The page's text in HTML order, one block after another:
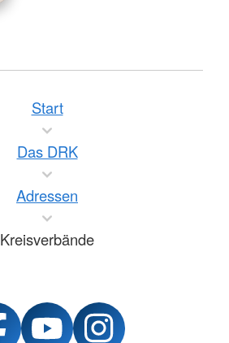
Start
Das DRK
Adressen
Kreisverbände